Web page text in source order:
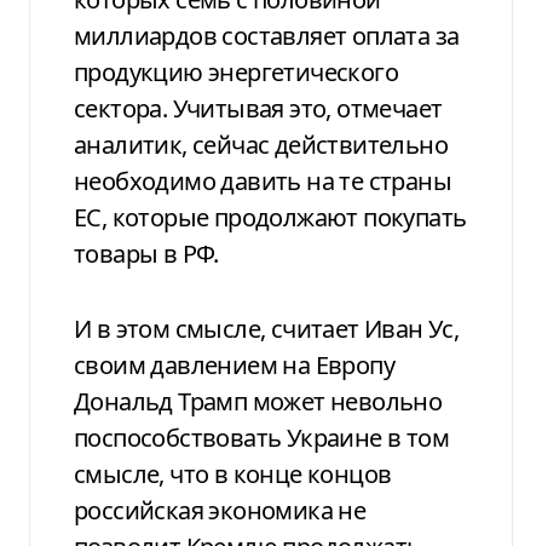
миллиардов составляет оплата за
продукцию энергетического
сектора. Учитывая это, отмечает
аналитик, сейчас действительно
необходимо давить на те страны
ЕС, которые продолжают покупать
товары в РФ.
И в этом смысле, считает Иван Ус,
своим давлением на Европу
Дональд Трамп может невольно
поспособствовать Украине в том
смысле, что в конце концов
российская экономика не